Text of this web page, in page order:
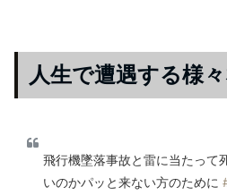
人生で遭遇する様
飛行機墜落事故と雷に当たって
いのかパッと来ない方のために